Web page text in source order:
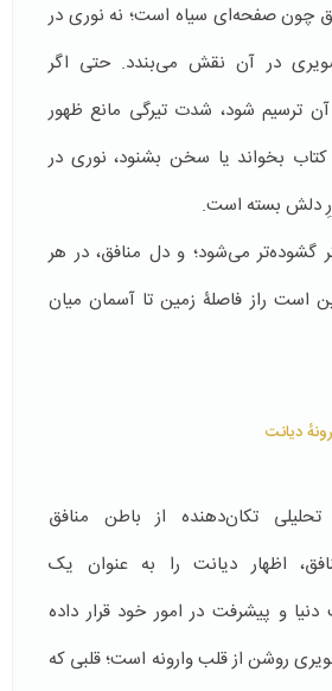
چون صفحه‌ای سیاه است؛ نه نوری در
در آن نقش می‌بندد. حتی اگر
آن ترسیم شود، شدت تیرگی مانع ظهور
بخواند یا سخن بشنود، نوری در
دلش بسته است.
می‌شود؛ و دل منافق، در هر
است راز فاصلۀ زمین تا آسمان میان
دیانت
تکان‌دهنده از باطن منافق
اظهار دیانت را به عنوان یک
و پیشرفت در امور خود قرار داده
روشن از قلب وارونه است؛ قلبی که